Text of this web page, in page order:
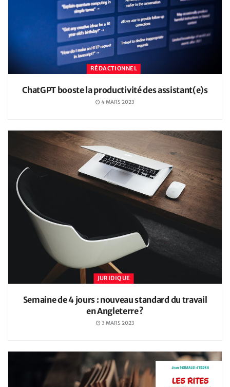
RÉDACTIONNEL
ChatGPT booste la productivité des assistant(e)s
4 MARS 2023
JURIDIQUE
Semaine de 4 jours : nouveau standard du travail
en Angleterre ?
3 MARS 2023